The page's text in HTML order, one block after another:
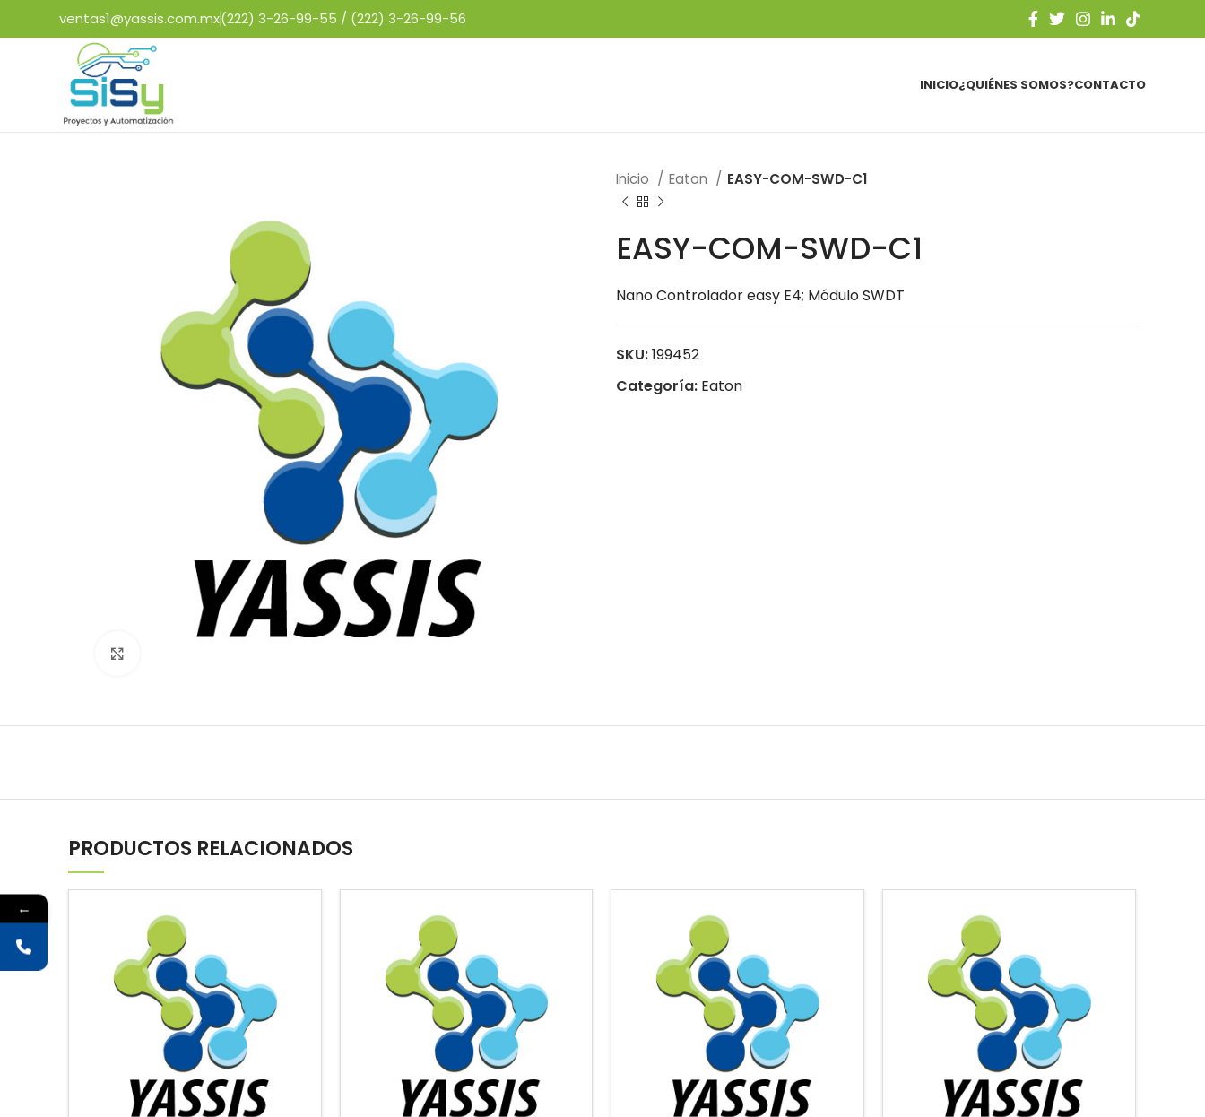
ventas1@yassis.com.mx(222) 3-26-99-55 / (222) 3-26-99-56
INICIO¿QUIÉNES SOMOS?CONTACTO
Inicio Eaton EASY-COM-SWD-C1
EASY-COM-SWD-C1
Nano Controlador easy E4; Módulo SWDT
SKU:199452
Categoría: Eaton
PRODUCTOS RELACIONADOS
←